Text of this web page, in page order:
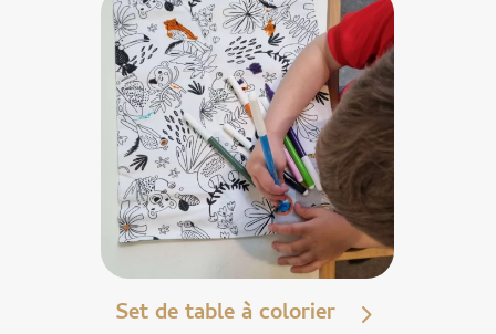
Set de table à colorier